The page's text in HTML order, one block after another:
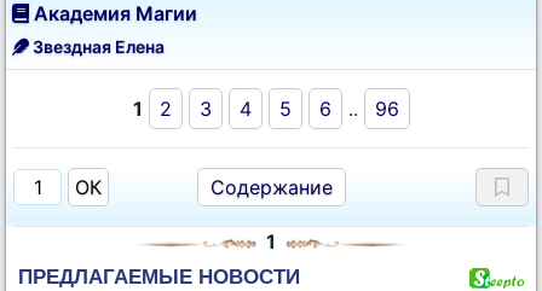
Академия Магии
Звездная Елена
1 2 3 4 5 6 .. 96
Содержание
1